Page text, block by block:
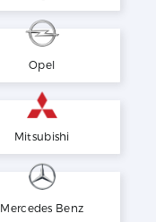
Opel
Mitsubishi
Mercedes Benz